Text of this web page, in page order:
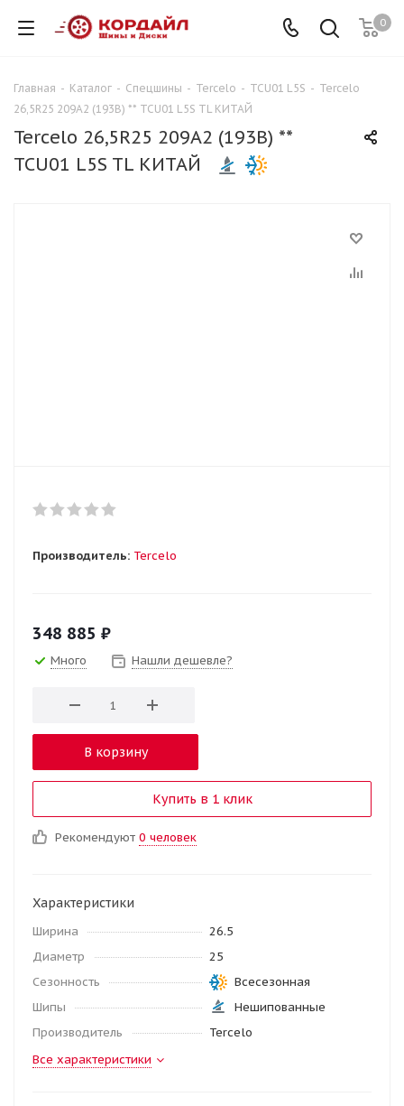
0
Главная - Каталог - Спецшины - Tercelo - TCU01 L5S - Tercelo
26,5R25 209A2 (193B) ** TCU01 L5S TL КИТАЙ
Tercelo 26,5R25 209A2 (193B) **
TCU01 L5S TL КИТАЙ
Производитель: Tercelo
348 885 ₽
Много Нашли дешевле?
В корзину
Купить в 1 клик
Рекомендуют 0 человек
Характеристики
Ширина
26.5
Диаметр
25
Сезонность
Всесезонная
Шипы
Нешипованные
Производитель
Tercelo
Все характеристики